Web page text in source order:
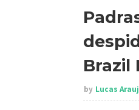
Brazil
by Lucas